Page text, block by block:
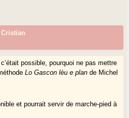
Cristian
possible, pourquoi ne pas mettre
Lo Gascon lèu e plan de Michel
et pourrait servir de marche-pied à